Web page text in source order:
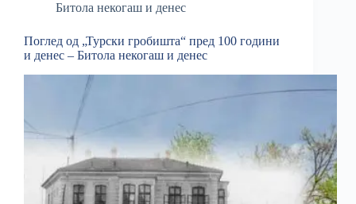
Битола некогаш и денес
Поглед од „Турски гробишта“ пред 100 години
и денес – Битола некогаш и денес